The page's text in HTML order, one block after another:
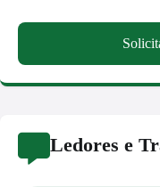
Ledores e